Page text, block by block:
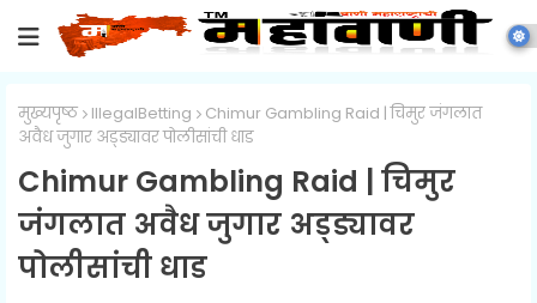
मुख्यपृष्ठ IllegalBetting
Chimur Gambling Raid | चिमुर जंगलात
अवैध जुगार अड्ड्यावर पोलीसांची धाड
Chimur Gambling Raid | चिमुर
जंगलात अवैध जुगार अड्ड्यावर
पोलीसांची धाड